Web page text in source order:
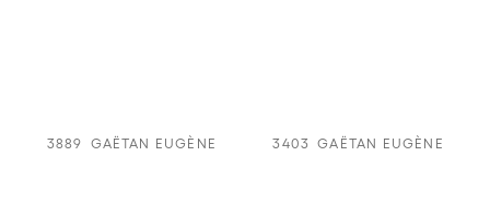
3889 GAËTAN EUGÈNE 3403 GAËTAN EUGÈNE